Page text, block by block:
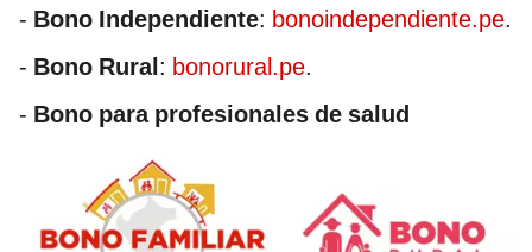
- Bono Independiente: bonoindependiente.pe.
- Bono Rural: bonorural.pe.
- Bono para profesionales de salud